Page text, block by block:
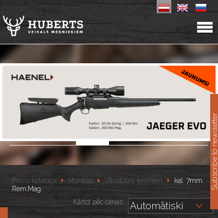
Preču katalogs Munīcija Vītņstobra ieročiem
kal. 7mm
Rem.Mag.
Kārtot pēc cenas::
Subscribe